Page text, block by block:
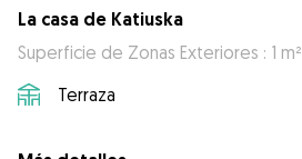
La casa de Katiuska
Superficie de Zonas Exteriores : 1 m²
Terraza